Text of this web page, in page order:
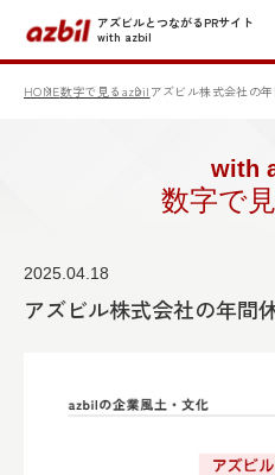
アズビルとつながるPRサイト
with azbil
HOME数字で見るazbil アズビル株式会社の
with
数字で
2025.04.18
アズビル株式会社の年間